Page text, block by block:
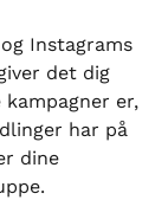
Instagrams
det dig
er,
har på
dine